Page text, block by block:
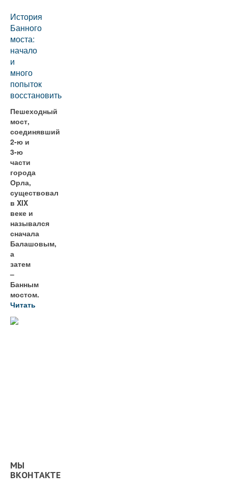
История
Банного
моста:
начало
и
много
попыток
восстановить
Пешеходный
мост,
соединявший
2-ю и
3-ю
части
города
Орла,
существовал
в XIX
веке и
назывался
сначала
Балашовым,
а
затем
–
Банным
мостом.
Читать
МЫ
ВКОНТАКТЕ